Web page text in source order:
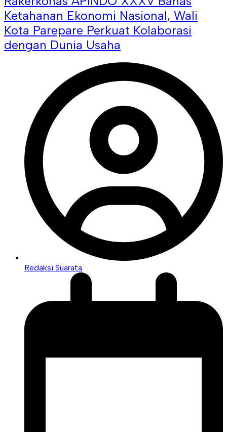
Ketahanan Ekonomi Nasional, Wali
Kota Parepare Perkuat Kolaborasi
dengan Dunia Usaha
Redaksi Suarata